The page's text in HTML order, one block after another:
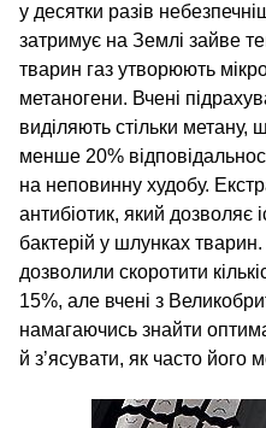
у десятки разів
затримує на Землі зайве
тварин газ утворюють
метаногени. Вчені
виділяють стільки
менше 20%
на неповинну худобу.
антибіотик, який дозволяє
бактерій у шлунках
дозволили скоротити
15%, але вчені з
намагаючись знайти
й з’ясувати, як часто його